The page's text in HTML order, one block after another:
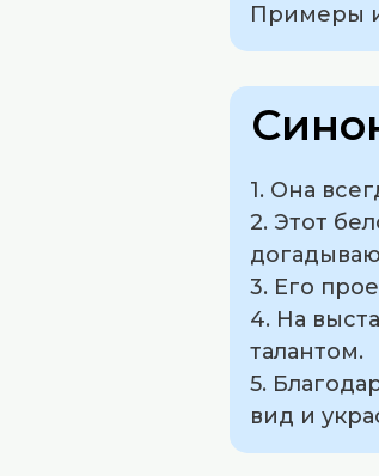
Примеры
1. Она
2. Этот
3. Его
4. На
талантом.
5.
вид и